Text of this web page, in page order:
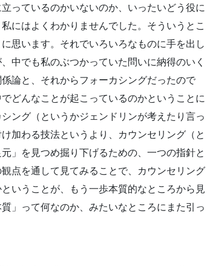
っているのかいないのか、いったいどう役に
にはよくわかりませんでした。そういうとこ
思います。それでいろいろなものに手を出し
中でも私のぶつかっていた問いに納得のいく
論と、それからフォーカシングだったので
どんなことが起こっているのかということに
ング（というかジェンドリンが考えたり言っ
加わる技法というより、カウンセリング（と
」を見つめ掘り下げるための、一つの指針と
点を通して見てみることで、カウンセリング
いうことが、もう一歩本質的なところから見
」って何なのか、みたいなところにまた引っ